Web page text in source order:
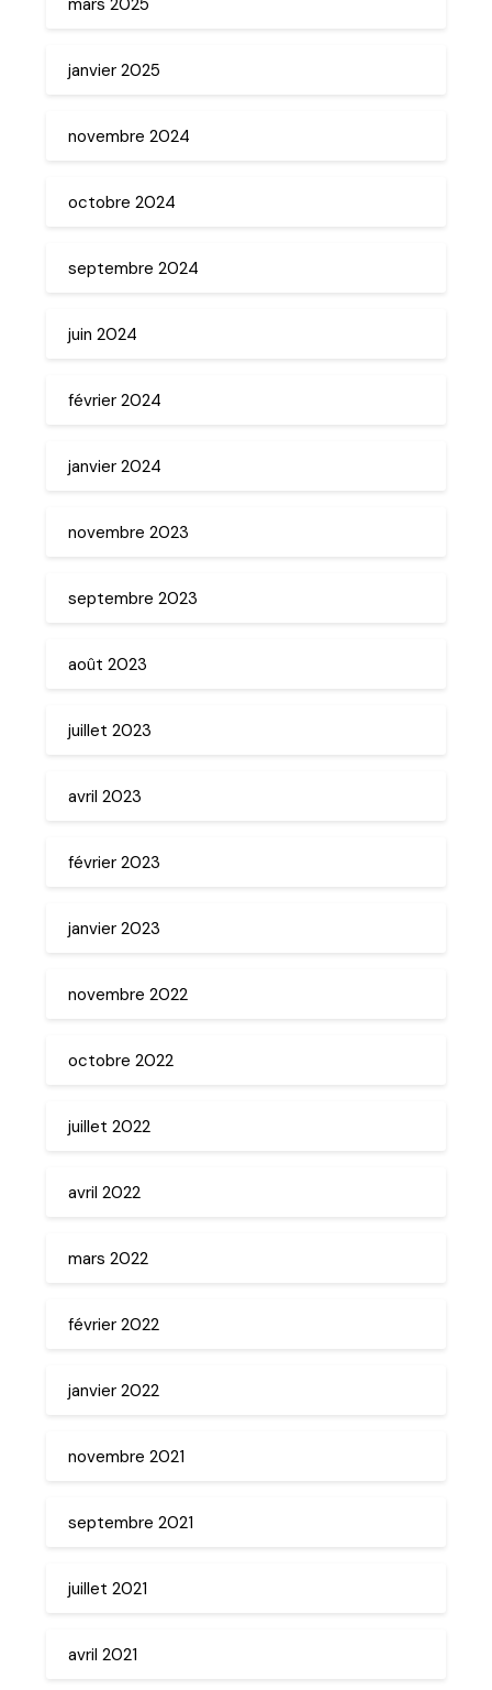
janvier 2025
novembre 2024
octobre 2024
septembre 2024
juin 2024
février 2024
janvier 2024
novembre 2023
septembre 2023
août 2023
juillet 2023
avril 2023
février 2023
janvier 2023
novembre 2022
octobre 2022
juillet 2022
avril 2022
mars 2022
février 2022
janvier 2022
novembre 2021
septembre 2021
juillet 2021
avril 2021